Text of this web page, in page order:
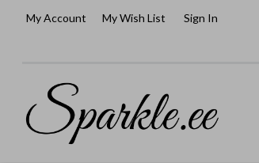
My Account My Wish List Sign In